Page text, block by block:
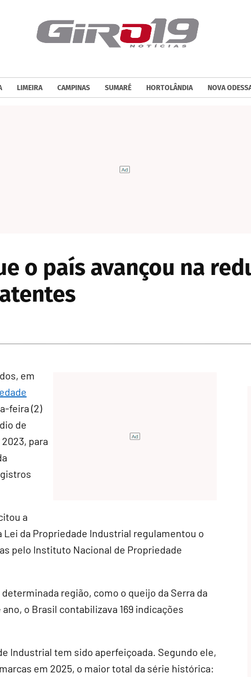
LIMEIRA CAMPINAS SUMARÉ HORTOLÂNDIA NOVA
o país avançou na
em
feira (2)
de
para
a
da Propriedade Industrial regulamentou o
pelo Instituto Nacional de Propriedade
região, como o queijo da Serra da
o Brasil contabilizava 169 indicações
Industrial tem sido aperfeiçoada. Segundo ele,
em 2025, o maior total da série histórica: